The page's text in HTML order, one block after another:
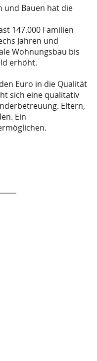
und Bauen hat die
147.000 Familien
Jahren und
Wohnungsbau bis
erhöht.
Euro in die Qualität
sich eine qualitativ
Eltern,
Ein